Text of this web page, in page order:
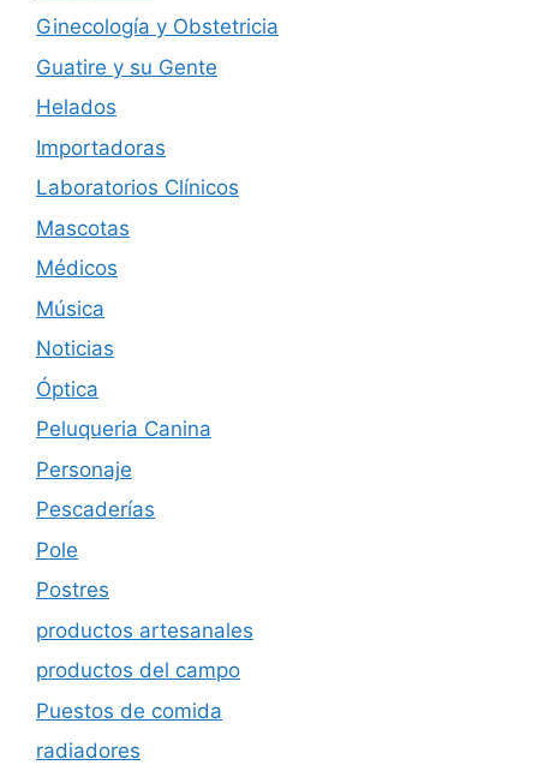
Ginecología y Obstetricia
Guatire y su Gente
Helados
Importadoras
Laboratorios Clínicos
Mascotas
Médicos
Música
Noticias
Óptica
Peluqueria Canina
Personaje
Pescaderías
Pole
Postres
productos artesanales
productos del campo
Puestos de comida
radiadores